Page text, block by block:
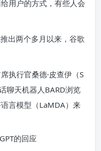
用户的方式，有些人会
出两个多月以来，谷歌
执行官桑德·皮查伊（S
聊天机器人BARD浏览
言模型（LaMDA）来